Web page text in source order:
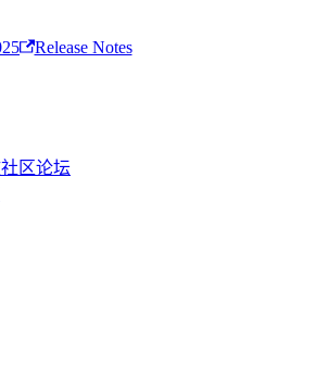
Release Notes
社区论坛